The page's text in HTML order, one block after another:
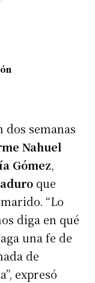
dos semanas
Nahuel
Gómez,
que
“Lo
diga en qué
una fe de
de
expresó